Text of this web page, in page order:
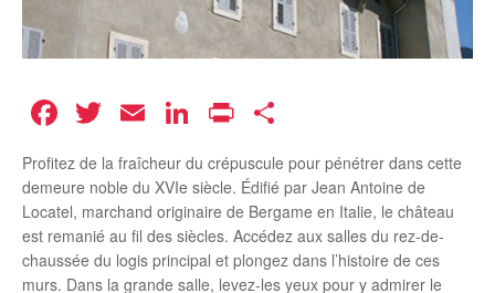
Facebook
Twitter
EmailLinkedIn
Print
Profitez de la fraîcheur du crépuscule pour pénétrer dans cette
demeure noble du XVIe siècle. Édifié par Jean Antoine de
Locatel, marchand originaire de Bergame en Italie, le château
est remanié au fil des siècles. Accédez aux salles du rez-de-
chaussée du logis principal et plongez dans l’histoire de ces
murs. Dans la grande salle, levez-les yeux pour y admirer le